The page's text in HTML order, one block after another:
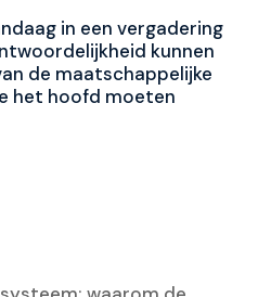
in een vergadering
kunnen
de maatschappelijke
het hoofd moeten